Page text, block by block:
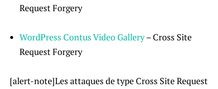
Request Forgery
WordPress Contus Video Gallery– Cross Site
Request Forgery
[alert-note]Les attaques de type Cross Site Request